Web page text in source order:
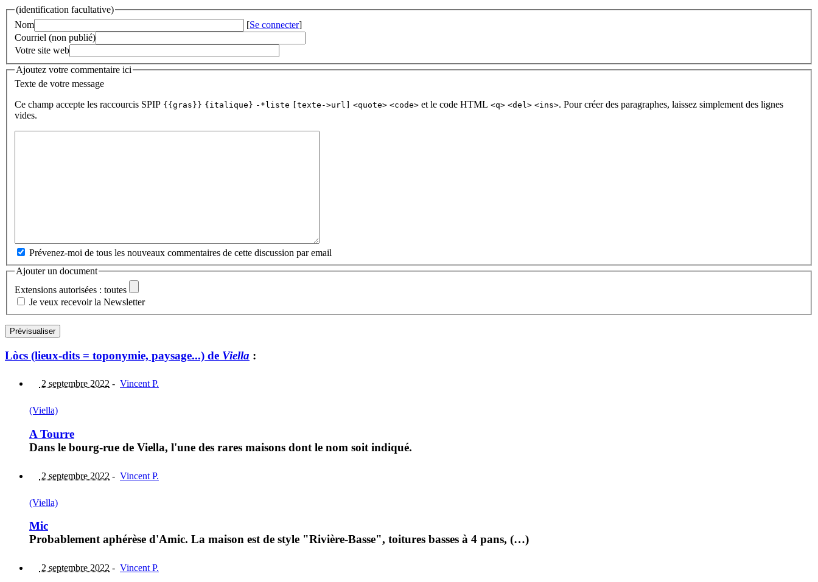
(identification facultative)
Nom
[Se connecter]
Courriel (non publié)
Votre site web
Ajoutez votre commentaire ici
Texte de votre message
Ce champ accepte les raccourcis SPIP {{gras}} {italique} -*liste [texte->url] <quote> <code> et le code HTML <q> <del> <ins>. Pour créer des paragraphes, laissez simplement des lignes
vides.
Prévenez-moi de tous les nouveaux commentaires de cette discussion par email
Ajouter un document
Extensions autorisées : toutes
Je veux recevoir la Newsletter
Lòcs (lieux-dits = toponymie, paysage...) de Viella :
2 septembre 2022 - Vincent P.
(Viella)
A Tourre
Dans le bourg-rue de Viella, l'une des rares maisons dont le nom soit indiqué.
2 septembre 2022 - Vincent P.
(Viella)
Mic
Probablement aphérèse d'Amic. La maison est de style "Rivière-Basse", toitures basses à 4 pans, (…)
2 septembre 2022 - Vincent P.